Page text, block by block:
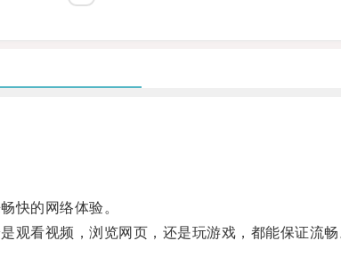
快的网络体验。
看视频，浏览网页，还是玩游戏，都能保证流畅